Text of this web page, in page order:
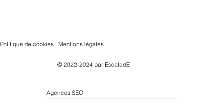
Politique de cookies | Mentions légales
© 2022-2024 par EscaladE
Agences SEO